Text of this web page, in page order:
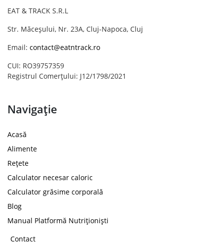
EAT & TRACK S.R.L
Str. Măceșului, Nr. 23A, Cluj-Napoca, Cluj
Email: contact@eatntrack.ro
CUI: RO39757359
Registrul Comerțului: J12/1798/2021
Navigație
Acasă
Alimente
Rețete
Calculator necesar caloric
Calculator grăsime corporală
Blog
Manual Platformă Nutriționiști
Contact